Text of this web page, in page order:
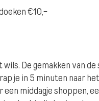
€10,-
De gemakken van
je in 5 minuten naar
middagje shoppen,